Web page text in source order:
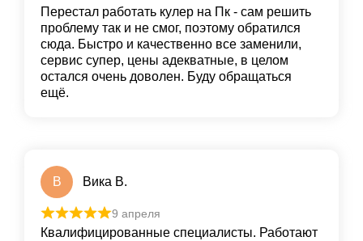
Перестал работать кулер на Пк - сам решить
проблему так и не смог, поэтому обратился
сюда. Быстро и качественно все заменили,
сервис супер, цены адекватные, в целом
остался очень доволен. Буду обращаться
ещё.
В Вика В.
9 апреля
Квалифицированные специалисты. Работают